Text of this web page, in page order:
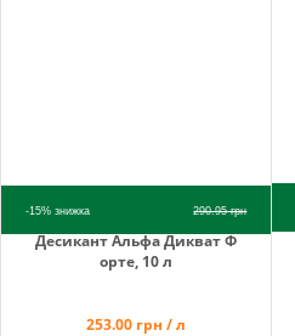
-15%знижка 290.95грн
Десикант Альфа Дикват Ф
орте, 10 л
253.00 грн / л